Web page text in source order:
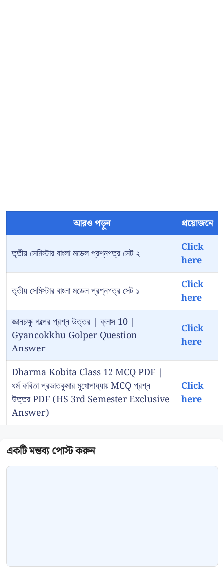
আরও পড়ুন প্রয়োজনে
তৃতীয় সেমিস্টার বাংলা মডেল প্রশ্নপত্র সেট ২
Click
here
তৃতীয় সেমিস্টার বাংলা মডেল প্রশ্নপত্র সেট ১
Click
here
জ্ঞানচক্ষু গল্পের প্রশ্ন উত্তর | ক্লাস 10 |
Gyancokkhu Golper Question
Answer
Click
here
Dharma Kobita Class 12 MCQ PDF |
ধর্ম কবিতা প্রভাতকুমার মুখোপাধ্যায় MCQ প্রশ্ন
উত্তর PDF (HS 3rd Semester Exclusive
Answer)
Click
here
Comment